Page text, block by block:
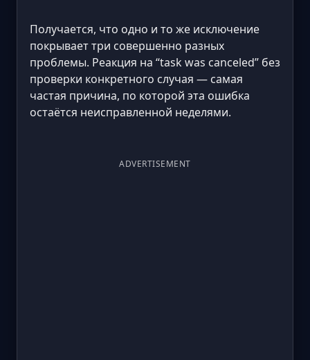
Получается, что одно и то же исключение
покрывает три совершенно разных
проблемы. Реакция на “task was canceled” без
проверки конкретного случая — самая
частая причина, по которой эта ошибка
остаётся неисправленной неделями.
ADVERTISEMENT